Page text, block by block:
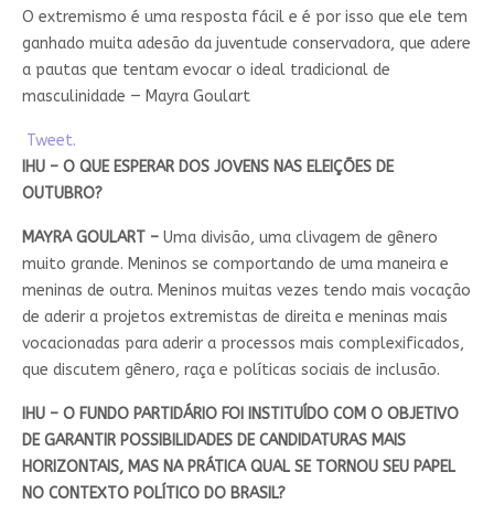
O extremismo é uma resposta fácil e é por isso que ele tem
ganhado muita adesão da juventude conservadora, que adere
a pautas que tentam evocar o ideal tradicional de
masculinidade — Mayra Goulart
Tweet.
IHU – O QUE ESPERAR DOS JOVENS NAS ELEIÇÕES DE
OUTUBRO?
MAYRA GOULART –Uma divisão, uma clivagem de gênero
muito grande. Meninos se comportando de uma maneira e
meninas de outra. Meninos muitas vezes tendo mais vocação
de aderir a projetos extremistas de direita e meninas mais
vocacionadas para aderir a processos mais complexificados,
que discutem gênero, raça e políticas sociais de inclusão.
IHU – O FUNDO PARTIDÁRIO FOI INSTITUÍDO COM O OBJETIVO
DE GARANTIR POSSIBILIDADES DE CANDIDATURAS MAIS
HORIZONTAIS, MAS NA PRÁTICA QUAL SE TORNOU SEU PAPEL
NO CONTEXTO POLÍTICO DO BRASIL?